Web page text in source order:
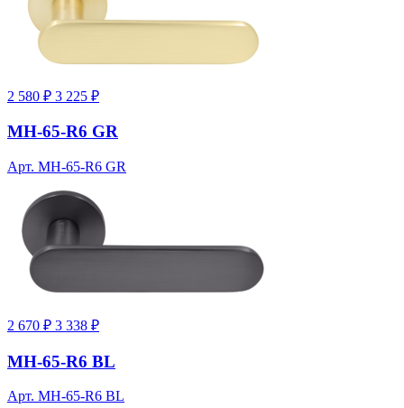
2 580 ₽ 3 225 ₽
MH-65-R6 GR
Арт. MH-65-R6 GR
2 670 ₽ 3 338 ₽
MH-65-R6 BL
Арт. MH-65-R6 BL